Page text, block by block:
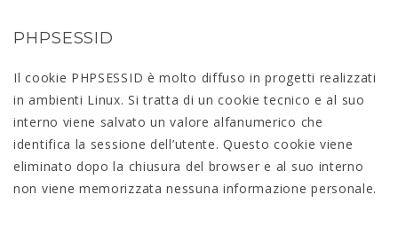
PHPSESSID
Il cookie PHPSESSID è molto diffuso in progetti realizzati
in ambienti Linux. Si tratta di un cookie tecnico e al suo
interno viene salvato un valore alfanumerico che
identifica la sessione dell’utente. Questo cookie viene
eliminato dopo la chiusura del browser e al suo interno
non viene memorizzata nessuna informazione personale.